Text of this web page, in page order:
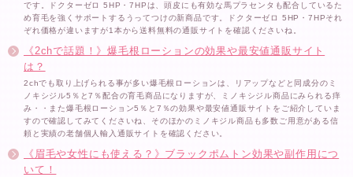
です。ドクターゼロ 5HP・7HPは、頭皮にも有効な馬プラセンタも配合しているた
め育毛を強くサポートするうってつけの新商品です。ドクターゼロ 5HP・7HPそれ
ぞれ価格が違いますが1本から送料無料の通販サイトを確認くださいね。
《2chで話題！》爆毛根ローションの効果や最安値通販サイト
は？
2chでも取り上げられる事が多い爆毛根ローションは、リアップなどと同成分のミ
ノキシジル5％と7％配合の育毛商品になりますが、ミノキシジル商品にみられる痒
み・・また爆毛根ローション5％と7％の効果や最安値通販サイトをご紹介していま
すので確認してみてくださいね、そのほかのミノキジル商品も多数ご用意がある信
頼と実績の老舗個人輸入通販サイトを確認ください。
《眉毛や女性にも使える？》ブラックポムトン効果や副作用につ
いて！